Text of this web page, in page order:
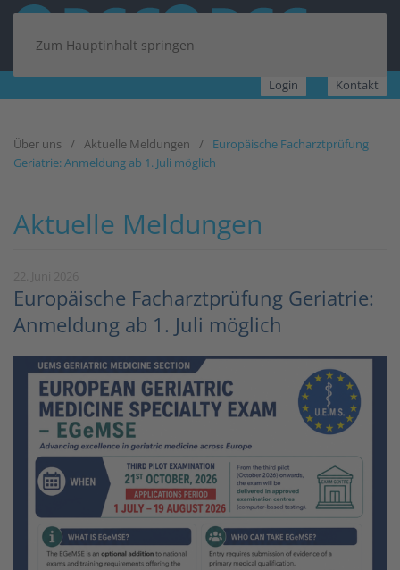
Zum Hauptinhalt springen
Login Kontakt
Über uns Aktuelle Meldungen
Europäische Facharztprüfung
Geriatrie: Anmeldung ab 1. Juli möglich
Aktuelle Meldungen
Europäische Facharztprüfung Geriatrie:
Anmeldung ab 1. Juli möglich